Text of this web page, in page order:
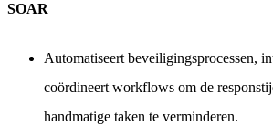
SOAR
Automatiseert beveiligingsprocessen,
coördineert workflows om de
handmatige taken te verminderen.